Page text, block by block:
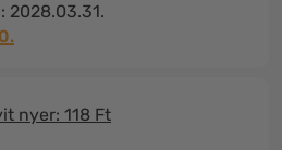
2028.03.31.
nyer: 118 Ft